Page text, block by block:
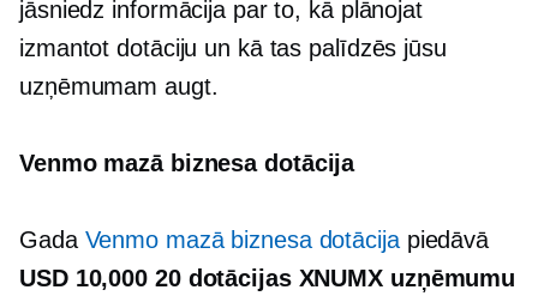
jāsniedz informācija par to, kā plānojat
izmantot dotāciju un kā tas palīdzēs jūsu
uzņēmumam augt.
Venmo mazā biznesa dotācija
Gada Venmo mazā biznesa dotācijapiedāvā
USD 10,000 20 dotācijas XNUMX uzņēmumu